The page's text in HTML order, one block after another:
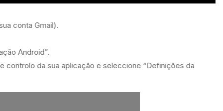
conta Gmail).
Android”.
controlo da sua aplicação e seleccione “Definições da